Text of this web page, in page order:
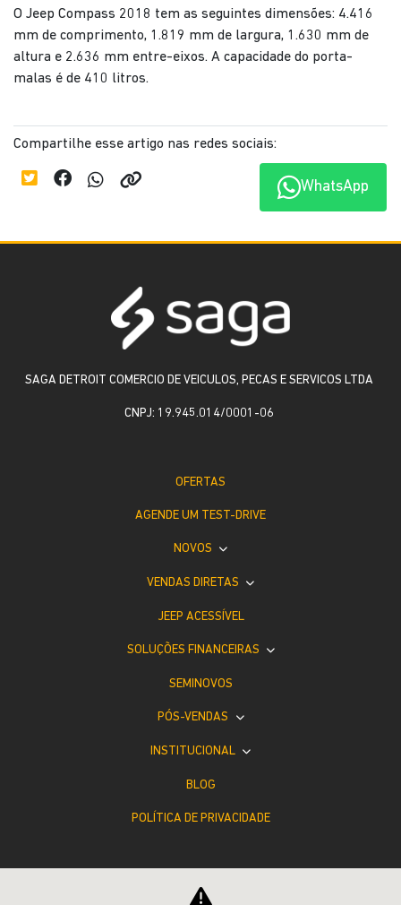
O Jeep Compass 2018 tem as seguintes dimensões: 4.416
mm de comprimento, 1.819 mm de largura, 1.630 mm de
altura e 2.636 mm entre-eixos. A capacidade do porta-
malas é de 410 litros.
Compartilhe esse artigo nas redes sociais:
WhatsApp
SAGA DETROIT COMERCIO DE VEICULOS, PECAS E SERVICOS LTDA
CNPJ: 19.945.014/0001-06
OFERTAS
AGENDE UM TEST-DRIVE
NOVOS
VENDAS DIRETAS
JEEP ACESSÍVEL
SOLUÇÕES FINANCEIRAS
SEMINOVOS
PÓS-VENDAS
INSTITUCIONAL
BLOG
POLÍTICA DE PRIVACIDADE